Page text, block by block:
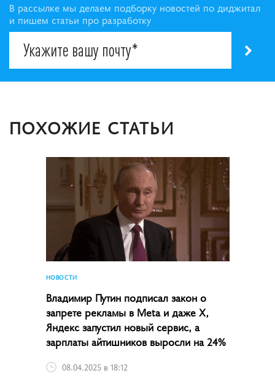
В рассылке мы делаем подборку новостей по диджитал
и пишем статьи про разработку
ПОХОЖИЕ СТАТЬИ
НОВОСТИ
Владимир Путин подписал закон о
запрете рекламы в Meta и даже X,
Яндекс запустил новый сервис, а
зарплаты айтишников выросли на 24%
08.04.2025 в 18:12